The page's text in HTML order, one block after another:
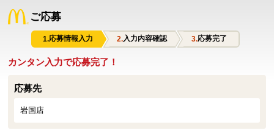
ご応募
応募情報入力 入力内容確認 応募完了
カンタン入力で応募完了！
応募先
岩国店